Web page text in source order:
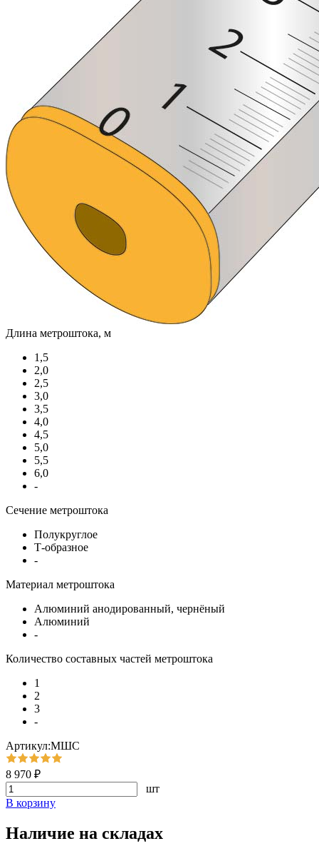
Длина метроштока, м
1,5
2,0
2,5
3,0
3,5
4,0
4,5
5,0
5,5
6,0
-
Сечение метроштока
Полукруглое
Т-образное
-
Материал метроштока
Алюминий анодированный, чернёный
Алюминий
-
Количество составных частей метроштока
1
2
3
-
Артикул:МШС
8 970 ₽
шт
В корзину
Наличие на складах